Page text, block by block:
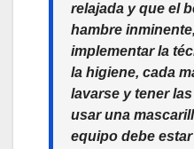
relajada y que el
hambre
implementar la
la higiene, cada
lavarse y tener
usar una
equipo debe